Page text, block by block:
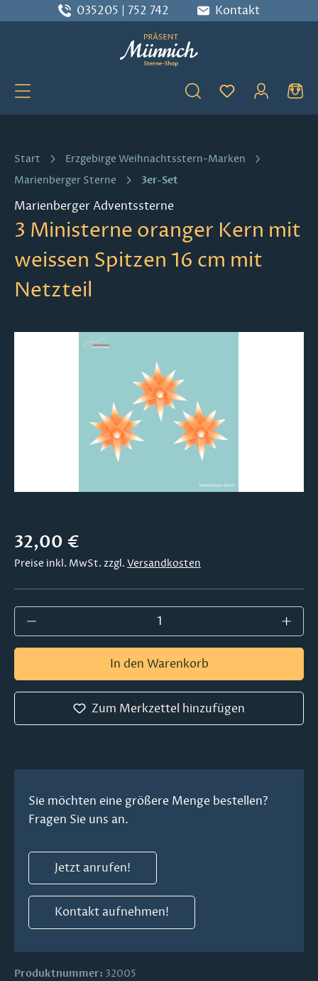
Zum Hauptinhalt springen
035205 | 752 742 Kontakt
Du hast 0
Start
Erzgebirge Weihnachtsstern-Marken
Marienberger Sterne
3er-Set
Marienberger Adventssterne
3 Ministerne oranger Kern mit
weissen Spitzen 16 cm mit
Netzteil
Bildergalerie überspringen
Regulärer Preis:
32,00 €
Preise inkl. MwSt. zzgl. Versandkosten
Produkt Anzahl: Gib den gewünschten
In den Warenkorb
Zum Merkzettel hinzufügen
Sie möchten eine größere Menge bestellen?
Fragen Sie uns an.
Jetzt anrufen!
Kontakt aufnehmen!
Produktnummer: 32005